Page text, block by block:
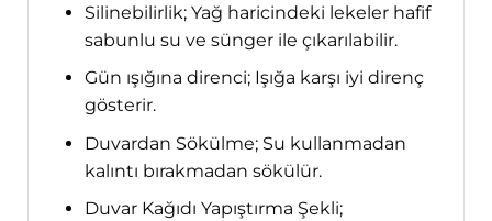
Silinebilirlik; Yağ haricindeki lekeler hafif
sabunlu su ve sünger ile çıkarılabilir.
Gün ışığına direnci; Işığa karşı iyi direnç
gösterir.
Duvardan Sökülme; Su kullanmadan
kalıntı bırakmadan sökülür.
Duvar Kağıdı Yapıştırma Şekli;